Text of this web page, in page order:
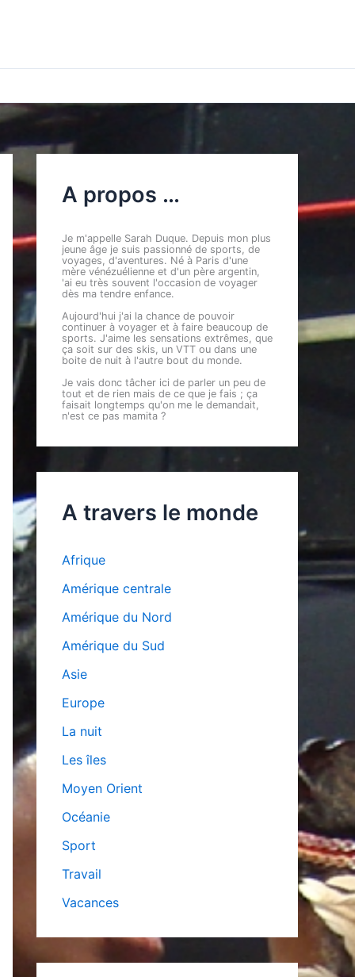
A propos …
Je m'appelle Sarah Duque. Depuis mon plus
jeune âge je suis passionné de sports, de
voyages, d'aventures. Né à Paris d'une
mère vénézuélienne et d'un père argentin,
'ai eu très souvent l'occasion de voyager
dès ma tendre enfance.
Aujourd'hui j'ai la chance de pouvoir
continuer à voyager et à faire beaucoup de
sports. J'aime les sensations extrêmes, que
ça soit sur des skis, un VTT ou dans une
boite de nuit à l'autre bout du monde.
Je vais donc tâcher ici de parler un peu de
tout et de rien mais de ce que je fais ; ça
faisait longtemps qu'on me le demandait,
n'est ce pas mamita ?
A travers le monde
Afrique
Amérique centrale
Amérique du Nord
Amérique du Sud
Asie
Europe
La nuit
Les îles
Moyen Orient
Océanie
Sport
Travail
Vacances